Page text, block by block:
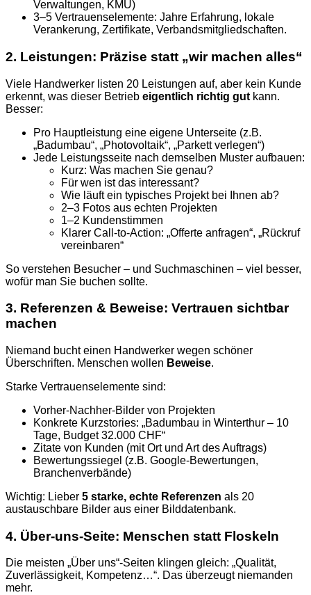
Verwaltungen, KMU)
3–5 Vertrauenselemente: Jahre Erfahrung, lokale
Verankerung, Zertifikate, Verbandsmitgliedschaften.
2. Leistungen: Präzise statt „wir machen alles“
Viele Handwerker listen 20 Leistungen auf, aber kein Kunde
erkennt, was dieser Betrieb eigentlich richtig gut kann.
Besser:
Pro Hauptleistung eine eigene Unterseite (z.B.
„Badumbau“, „Photovoltaik“, „Parkett verlegen“)
Jede Leistungsseite nach demselben Muster aufbauen:
Kurz: Was machen Sie genau?
Für wen ist das interessant?
Wie läuft ein typisches Projekt bei Ihnen ab?
2–3 Fotos aus echten Projekten
1–2 Kundenstimmen
Klarer Call-to-Action: „Offerte anfragen“, „Rückruf
vereinbaren“
So verstehen Besucher – und Suchmaschinen – viel besser,
wofür man Sie buchen sollte.
3. Referenzen & Beweise: Vertrauen sichtbar
machen
Niemand bucht einen Handwerker wegen schöner
Überschriften. Menschen wollen Beweise.
Starke Vertrauenselemente sind:
Vorher-Nachher-Bilder von Projekten
Konkrete Kurzstories: „Badumbau in Winterthur – 10
Tage, Budget 32.000 CHF“
Zitate von Kunden (mit Ort und Art des Auftrags)
Bewertungssiegel (z.B. Google-Bewertungen,
Branchenverbände)
Wichtig: Lieber 5 starke, echte Referenzen als 20
austauschbare Bilder aus einer Bilddatenbank.
4. Über-uns-Seite: Menschen statt Floskeln
Die meisten „Über uns“-Seiten klingen gleich: „Qualität,
Zuverlässigkeit, Kompetenz…“. Das überzeugt niemanden
mehr.